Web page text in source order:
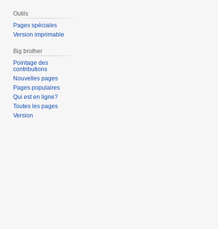
Outils
Pages spéciales
Version imprimable
Big brother
Pointage des
contributions
Nouvelles pages
Pages populaires
Qui est en ligne?
Toutes les pages
Version